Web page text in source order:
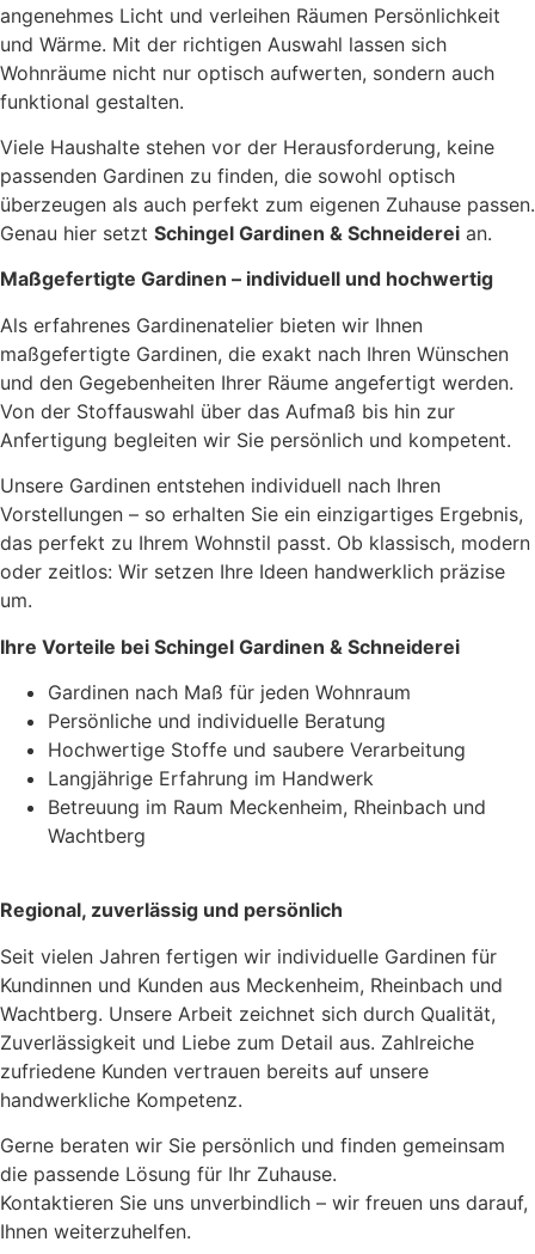
angenehmes Licht und verleihen Räumen Persönlichkeit
und Wärme. Mit der richtigen Auswahl lassen sich
Wohnräume nicht nur optisch aufwerten, sondern auch
funktional gestalten.
Viele Haushalte stehen vor der Herausforderung, keine
passenden Gardinen zu finden, die sowohl optisch
überzeugen als auch perfekt zum eigenen Zuhause passen.
Genau hier setzt Schingel Gardinen & Schneiderei an.
Maßgefertigte Gardinen – individuell und hochwertig
Als erfahrenes Gardinenatelier bieten wir Ihnen
maßgefertigte Gardinen, die exakt nach Ihren Wünschen
und den Gegebenheiten Ihrer Räume angefertigt werden.
Von der Stoffauswahl über das Aufmaß bis hin zur
Anfertigung begleiten wir Sie persönlich und kompetent.
Unsere Gardinen entstehen individuell nach Ihren
Vorstellungen – so erhalten Sie ein einzigartiges Ergebnis,
das perfekt zu Ihrem Wohnstil passt. Ob klassisch, modern
oder zeitlos: Wir setzen Ihre Ideen handwerklich präzise
um.
Ihre Vorteile bei Schingel Gardinen & Schneiderei
Gardinen nach Maß für jeden Wohnraum
Persönliche und individuelle Beratung
Hochwertige Stoffe und saubere Verarbeitung
Langjährige Erfahrung im Handwerk
Betreuung im Raum Meckenheim, Rheinbach und
Wachtberg
Regional, zuverlässig und persönlich
Seit vielen Jahren fertigen wir individuelle Gardinen für
Kundinnen und Kunden aus Meckenheim, Rheinbach und
Wachtberg. Unsere Arbeit zeichnet sich durch Qualität,
Zuverlässigkeit und Liebe zum Detail aus. Zahlreiche
zufriedene Kunden vertrauen bereits auf unsere
handwerkliche Kompetenz.
Gerne beraten wir Sie persönlich und finden gemeinsam
die passende Lösung für Ihr Zuhause.
Kontaktieren Sie uns unverbindlich – wir freuen uns darauf,
Ihnen weiterzuhelfen.